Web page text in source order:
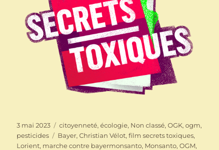
Publié
le
3 mai 2023 Catégories
citoyenneté,écologie, Non classé,OGK,ogm,
pesticides
Étiquettes
Bayer,Christian Vélot,film secrets toxiques,
Lorient, marche contre bayermonsanto, Monsanto,OGM,